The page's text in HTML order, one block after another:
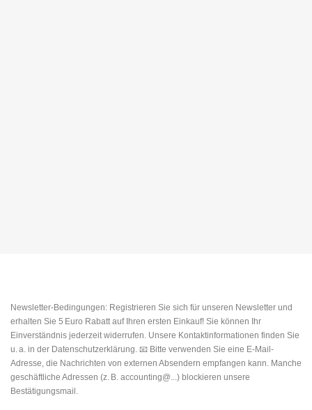
Newsletter-Bedingungen: Registrieren Sie sich für unseren Newsletter und
erhalten Sie 5 Euro Rabatt auf Ihren ersten Einkauf! Sie können Ihr
Einverständnis jederzeit widerrufen. Unsere Kontaktinformationen finden Sie
u. a. in der Datenschutzerklärung. 📧 Bitte verwenden Sie eine E-Mail-
Adresse, die Nachrichten von externen Absendern empfangen kann. Manche
geschäftliche Adressen (z. B. accounting@...) blockieren unsere
Bestätigungsmail.